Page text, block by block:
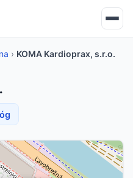
› KOMA Kardioprax, s.r.o.